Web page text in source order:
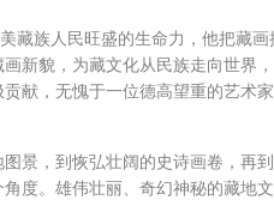
藏族人民旺盛的生命力，他把藏
新貌，为藏文化从民族走向世界
献，无愧于一位德高望重的艺术家
景，到恢弘壮阔的史诗画卷，再
度。雄伟壮丽、奇幻神秘的藏地